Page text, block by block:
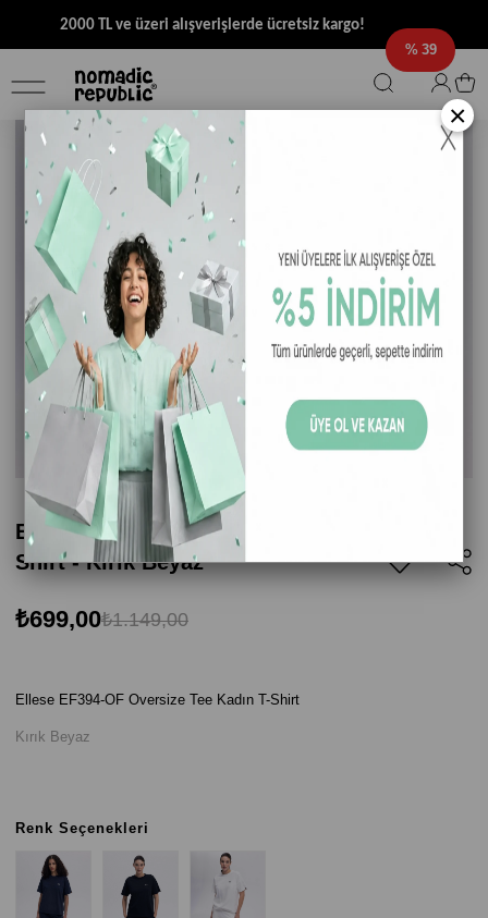
2000 TL ve üzeri alışverişlerde ücretsiz kargo!
39
Ellesse EF394-OF Oversize Tee Kadın T-
Shirt - Kırık Beyaz
₺1.149,00
₺699,00
Ellese EF394-OF Oversize Tee Kadın T-Shirt
Kırık Beyaz
Renk Seçenekleri
×